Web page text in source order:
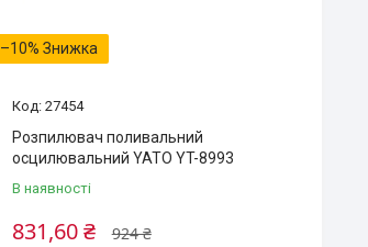
–10%
27454
Розпилювач поливальний
осцилювальний YATO YT-8993
В наявності
924 ₴
831,60 ₴